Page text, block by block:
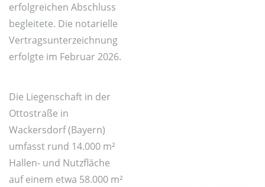
erfolgreichen Abschluss
begleitete. Die notarielle
Vertragsunterzeichnung
erfolgte im Februar 2026.
Die Liegenschaft in der
Ottostraße in
Wackersdorf (Bayern)
umfasst rund 14.000 m²
Hallen- und Nutzfläche
auf einem etwa 58.000 m²